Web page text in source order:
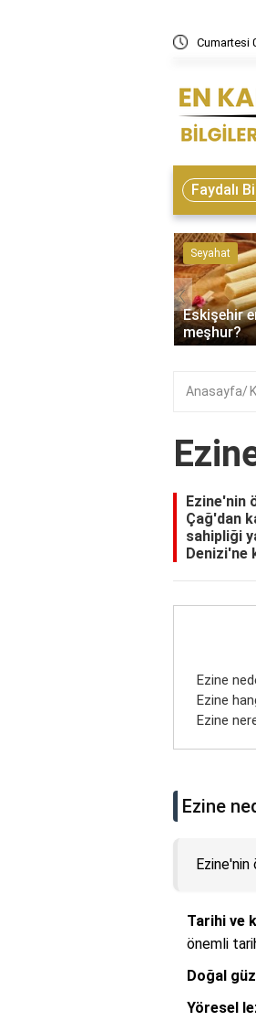
Cumartesi
Faydalı
Seyahat
Eskişehir
meşhur?
‹
Anasayfa
Ezine'nin
Çağ'dan
sahipliği
Denizi'ne
Ezine
Ezine
Ezine
Ezine
Ezine'nin
Tarihi ve
önemli
Doğal
Yöresel